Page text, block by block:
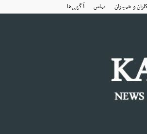
و همیاران تماس آگهی‌ها